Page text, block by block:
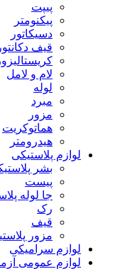
پیپت
پیکنومتر
دسیکاتور
قیف دکانتور
کریستالیزور
لام و لامل
لوله
مبرد
مزور
هماتوکریت
هیدرومتر
لوازم پلاستیکی
بشر
پیست
جا لوله
رک
قیف
مزور
لوازم سرامیکی
لوازم عمومی